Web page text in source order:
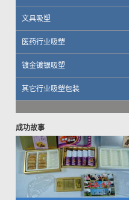
文具吸塑
医药行业吸塑
镀金镀银吸塑
其它行业吸塑包装
成功故事
英华达（上海）科技有限公司
上海大唐移动通信设备有限公司
晨讯科技集团上海晨兴电子科技
资生堂集团上海华妮透明美容香
伽蓝集团上海欧格米兰化妆品厂
苏州黎姿化妆品有限公司